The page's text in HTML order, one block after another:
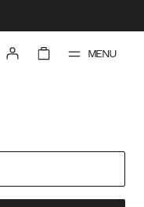
MENU